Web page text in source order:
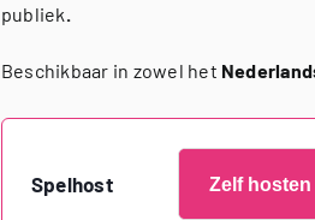
publiek
Beschikbaar in zowel het
Spelhost Zelf hosten